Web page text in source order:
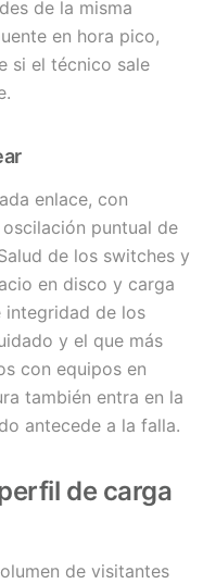
de la misma
en hora pico,
si el técnico sale
enlace, con
puntual de
de los switches y
en disco y carga
integridad de los
y el que más
con equipos en
también entra en la
antecede a la falla.
de carga
de visitantes